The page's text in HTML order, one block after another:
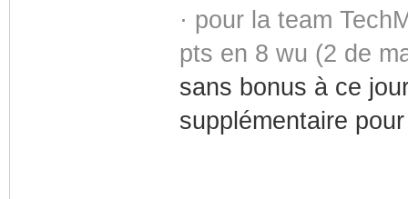
· pour la team
pts en 8 wu (2 de
sans bonus à ce
supplémentaire